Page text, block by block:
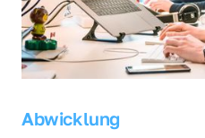
Abwicklung